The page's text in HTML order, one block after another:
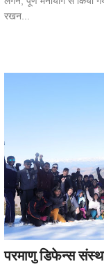
रखन...
परमाणु डिफेन्स